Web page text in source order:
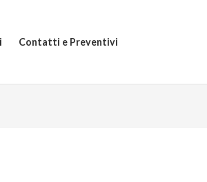
Contatti e Preventivi